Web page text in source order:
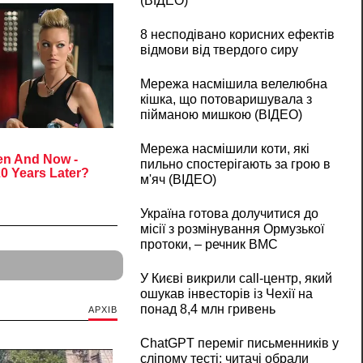
АРХІВ
8 несподівано корисних ефектів
відмови від твердого сиру
Мережа насмішила велелюбна
кішка, що потоваришувала з
пійманою мишкою (ВІДЕО)
Мережа насмішили коти, які
пильно спостерігають за грою в
м'яч (ВІДЕО)
Україна готова долучитися до
місії з розмінування Ормузької
протоки, – речник ВМС
У Києві викрили call-центр, який
ошукав інвесторів із Чехії на
понад 8,4 млн гривень
ChatGPT переміг письменників у
сліпому тесті: читачі обрали